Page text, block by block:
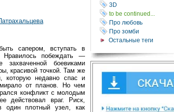
3D
to be continued...
Про любовь
Про зомби
Остальные теги
сапером, вступать в
побеждать —
захваченной боевиками
красивой точкой. Там же
которую недавно спас и
от планов. Но чем
конфликт с молодым
действовал враг. Риск,
один плотный узел, как